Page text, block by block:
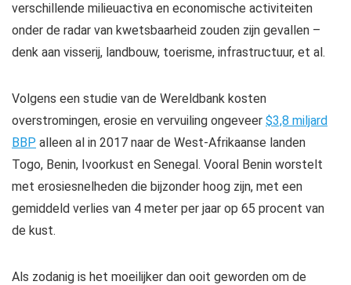
verschillende milieuactiva en economische activiteiten
onder de radar van kwetsbaarheid zouden zijn gevallen –
denk aan visserij, landbouw, toerisme, infrastructuur, et al.
Volgens een studie van de Wereldbank kosten
overstromingen, erosie en vervuiling ongeveer $3,8 miljard
BBP alleen al in 2017 naar de West-Afrikaanse landen
Togo, Benin, Ivoorkust en Senegal. Vooral Benin worstelt
met erosiesnelheden die bijzonder hoog zijn, met een
gemiddeld verlies van 4 meter per jaar op 65 procent van
de kust.
Als zodanig is het moeilijker dan ooit geworden om de